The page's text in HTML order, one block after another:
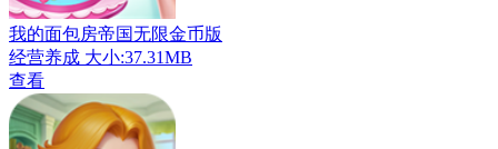
我的面包房帝国无限金币版
经营养成 大小:37.31MB
查看